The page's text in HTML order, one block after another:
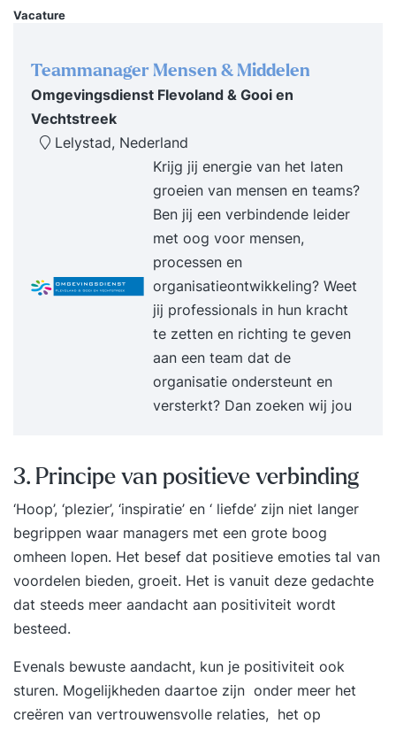
Vacature
Teammanager Mensen & Middelen
Omgevingsdienst Flevoland & Gooi en
Vechtstreek
Lelystad, Nederland
Krijg jij energie van het laten
groeien van mensen en teams?
Ben jij een verbindende leider
met oog voor mensen,
processen en
organisatieontwikkeling? Weet
jij professionals in hun kracht
te zetten en richting te geven
aan een team dat de
organisatie ondersteunt en
versterkt? Dan zoeken wij jou
3. Principe van positieve verbinding
‘Hoop’, ‘plezier’, ‘inspiratie’ en ‘ liefde’ zijn niet langer
begrippen waar managers met een grote boog
omheen lopen. Het besef dat positieve emoties tal van
voordelen bieden, groeit. Het is vanuit deze gedachte
dat steeds meer aandacht aan positiviteit wordt
besteed.
Evenals bewuste aandacht, kun je positiviteit ook
sturen. Mogelijkheden daartoe zijn onder meer het
creëren van vertrouwensvolle relaties, het op